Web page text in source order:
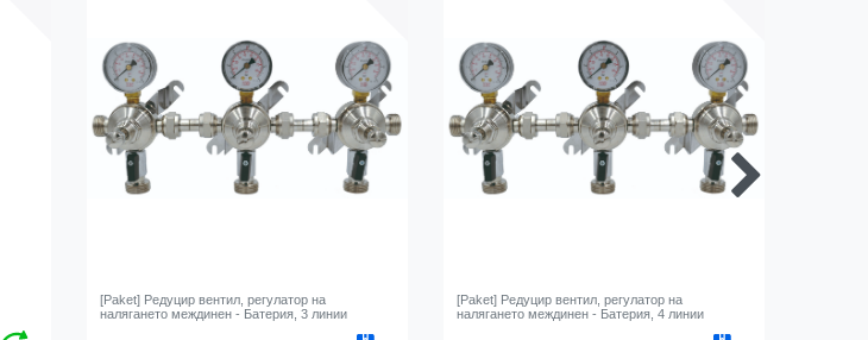
[Paket] Редуцир вентил, регулатор на
налягането междинен - Батерия, 3 линии
[Paket] Редуцир вентил, регулатор на
налягането междинен - Батерия, 4 линии